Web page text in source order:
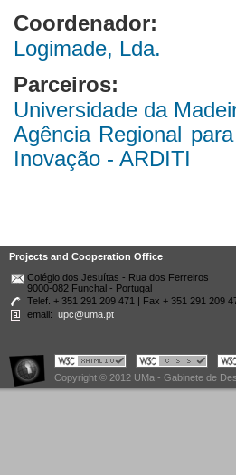
Coordenador:
Logimade, Lda.
Parceiros:
Universidade da
Agência Regional
Inovação - ARDITI
Projects and Cooperation Office
Colégio dos Jesuítas - Rua dos Ferreiros
9000-082 Funchal - Portugal
Telef. + 351 291 209 471 | Fax + 351 291 209
email: upc@uma.pt
Copyright © 2012 UMa - Gabinete de